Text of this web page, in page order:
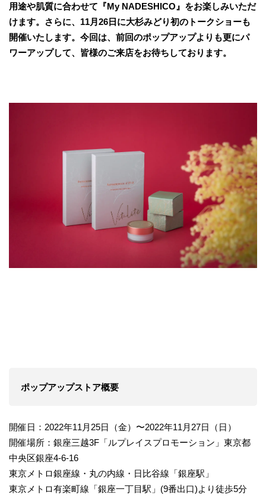
用途や肌質に合わせて『My NADESHICO』をお楽しみいただ
けます。さらに、11月26日に大杉みどり初のトークショーも
開催いたします。今回は、前回のポップアップよりも更にパ
ワーアップして、皆様のご来店をお待ちしております。
ポップアップストア概要
開催日：2022年11月25日（金）〜2022年11月27日（日）
開催場所：銀座三越3F「ルプレイスプロモーション」東京都
中央区銀座4-6-16
東京メトロ銀座線・丸の内線・日比谷線「銀座駅」
東京メトロ有楽町線「銀座一丁目駅」(9番出口)より徒歩5分